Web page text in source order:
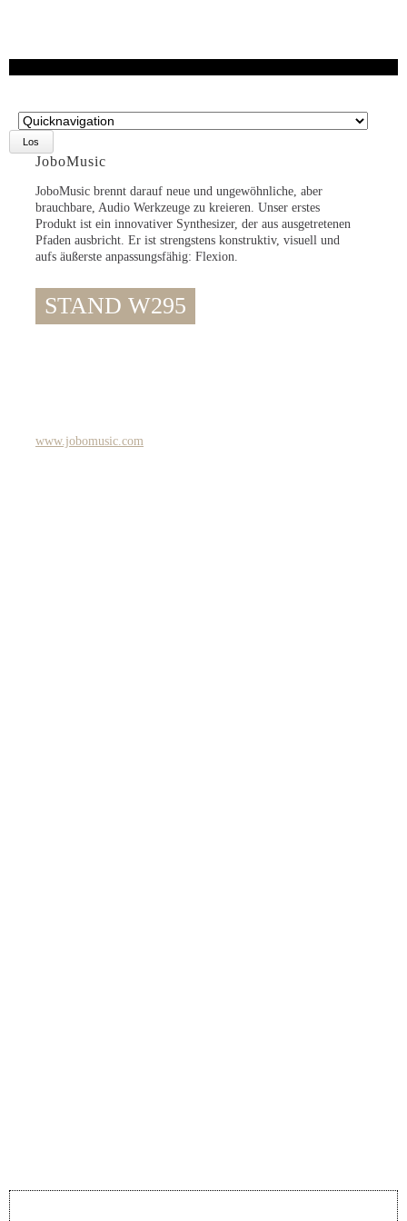
Zielseite
JoboMusic
JoboMusic brennt darauf neue und ungewöhnliche, aber
brauchbare, Audio Werkzeuge zu kreieren. Unser erstes
Produkt ist ein innovativer Synthesizer, der aus ausgetretenen
Pfaden ausbricht. Er ist strengstens konstruktiv, visuell und
aufs äußerste anpassungsfähig: Flexion.
STAND W295
www.jobomusic.com